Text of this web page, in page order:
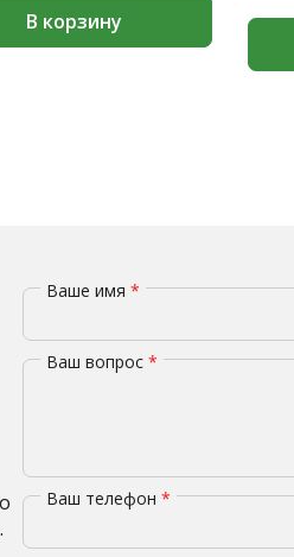
В корзину
Ваше имя*
Ваш вопрос*
Ваш телефон*